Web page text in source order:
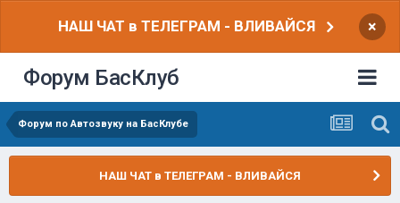
НАШ ЧАТ в ТЕЛЕГРАМ - ВЛИВАЙСЯ ×
Форум БасКлуб
Форум по Автозвуку на БасКлубе
НАШ ЧАТ в ТЕЛЕГРАМ - ВЛИВАЙСЯ